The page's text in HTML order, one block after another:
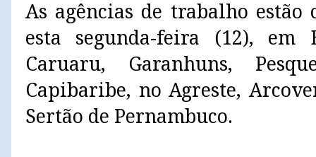
As agências de trabalho estão
esta segunda-feira (12), em
Caruaru, Garanhuns,
Capibaribe, no Agreste,
Sertão de Pernambuco.